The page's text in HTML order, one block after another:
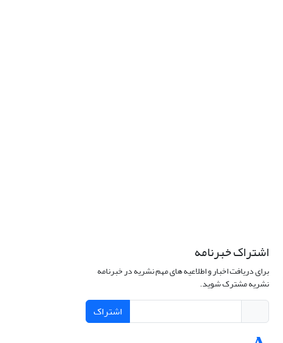
اشتراک خبرنامه
برای دریافت اخبار و اطلاعیه های مهم نشریه در خبرنامه
نشریه مشترک شوید.
اشتراک